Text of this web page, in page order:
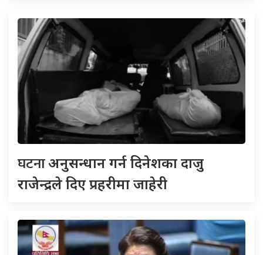
घटनाअनुसन्धान गर्न दिनेशका दाजु
राजेन्द्रले दिए प्रहरीमा जाहेरी